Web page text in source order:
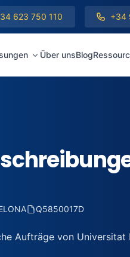
623 750 110 +34
Über unsBlog
Q5850017D
Aufträge von Universitat